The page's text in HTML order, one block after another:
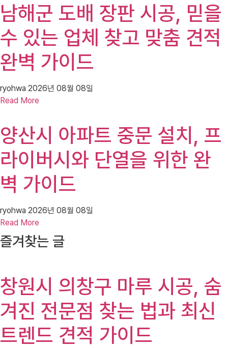
남해군 도배 장판 시공, 믿을
수 있는 업체 찾고 맞춤 견적
완벽 가이드
ryohwa 2026년 08월 08일
Read More
양산시 아파트 중문 설치, 프
라이버시와 단열을 위한 완
벽 가이드
ryohwa 2026년 08월 08일
Read More
즐겨찾는 글
창원시 의창구 마루 시공, 숨
겨진 전문점 찾는 법과 최신
트렌드 견적 가이드